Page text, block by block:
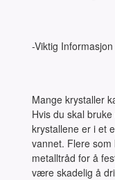
-Viktig
Mange krystaller
Hvis du skal
krystallene er i et
vannet. Flere
metalltråd for å
være skadelig å